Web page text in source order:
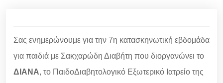
Σας ενημερώνουμε για την 7η κατασκηνωτική εβδομάδα
για παιδιά με Σακχαρώδη Διαβήτη που διοργανώνει το
ΔΙΑΝΑ, το ΠαιδοΔιαβητολογικό Εξωτερικό Ιατρείο της